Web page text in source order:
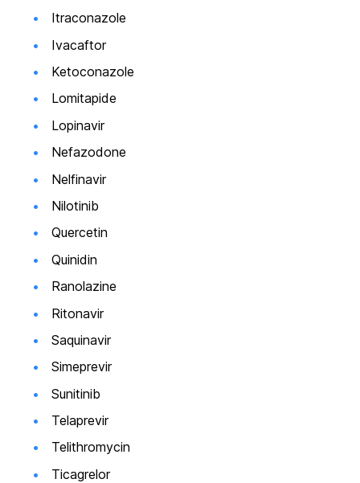
Itraconazole
Ivacaftor
Ketoconazole
Lomitapide
Lopinavir
Nefazodone
Nelfinavir
Nilotinib
Quercetin
Quinidin
Ranolazine
Ritonavir
Saquinavir
Simeprevir
Sunitinib
Telaprevir
Telithromycin
Ticagrelor